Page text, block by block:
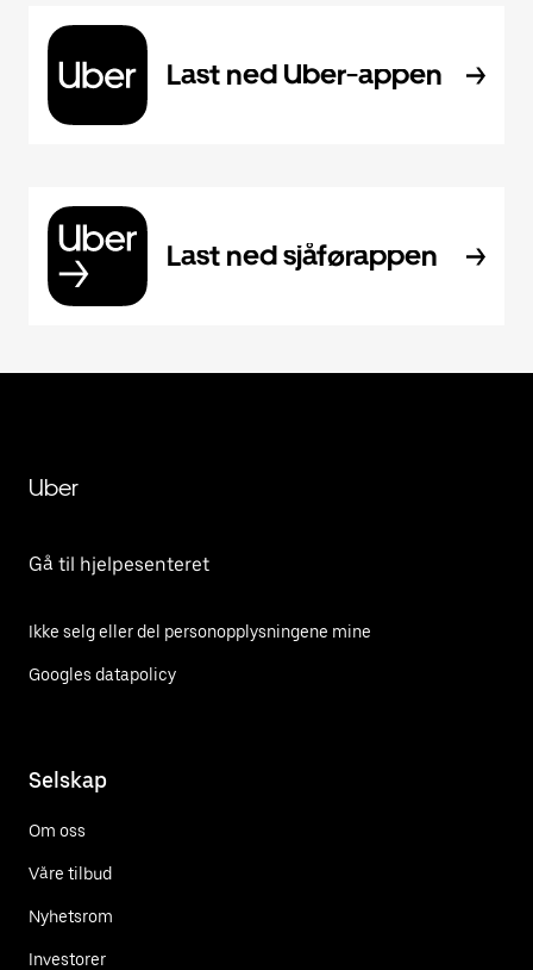
Last ned Uber-appen
Last ned sjåførappen
Uber
Gå til hjelpesenteret
Ikke selg eller del personopplysningene mine
Googles datapolicy
Selskap
Om oss
Våre tilbud
Nyhetsrom
Investorer